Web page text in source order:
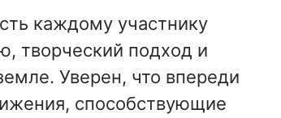
каждому участнику
творческий подход и
Уверен, что впереди
способствующие